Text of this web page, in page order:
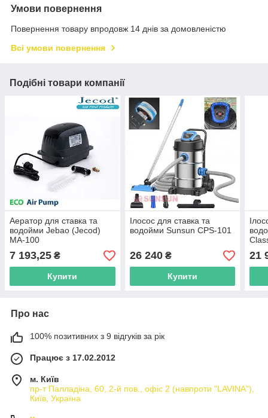
Умови повернення
Повернення товару впродовж 14 днів за домовленістю
Всі умови повернення
Подібні товари компанії
Аератор для ставка та
водойми Jebao (Jecod)
MA-100
7 193,25 ₴
Купити
Ілосос для ставка та
водойми Sunsun CPS-101
26 240₴
Купити
21
Про нас
100% позитивних з 9 відгуків за рік
Працює з 17.02.2012
м. Київ
пр-т Палладіна, 60, 2-й пов., офіс 2 (навпроти "LAVINA"),
Київ, Україна